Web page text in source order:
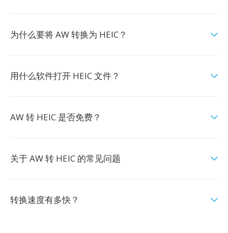
为什么要将 AW 转换为 HEIC？
用什么软件打开 HEIC 文件？
AW 转 HEIC 是否免费？
关于 AW 转 HEIC 的常见问题
转换速度有多快？